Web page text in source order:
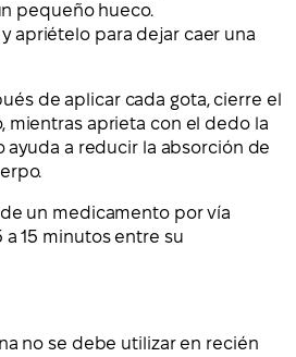
pequeño hueco.
apriételo para dejar caer una
de aplicar cada gota, cierre el
mientras aprieta con el dedo la
ayuda a reducir la absorción de
un medicamento por vía
15 minutos entre su
no se debe utilizar en recién